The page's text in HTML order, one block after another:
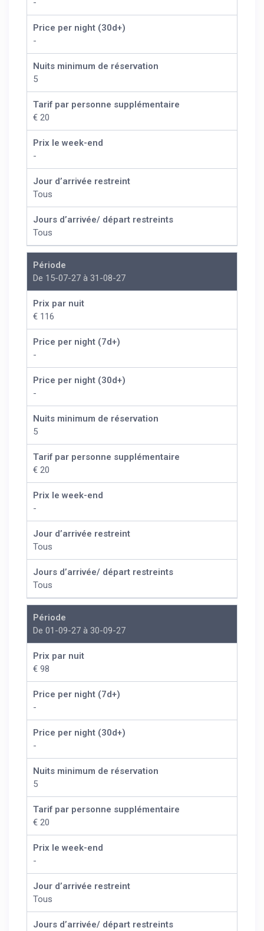
-
Price per night (30d+)
-
Nuits minimum de réservation
5
Tarif par personne supplémentaire
€ 20
Prix le week-end
-
Jour d’arrivée restreint
Tous
Jours d’arrivée/ départ restreints
Tous
Période
De 15-07-27 à 31-08-27
Prix par nuit
€ 116
Price per night (7d+)
-
Price per night (30d+)
-
Nuits minimum de réservation
5
Tarif par personne supplémentaire
€ 20
Prix le week-end
-
Jour d’arrivée restreint
Tous
Jours d’arrivée/ départ restreints
Tous
Période
De 01-09-27 à 30-09-27
Prix par nuit
€ 98
Price per night (7d+)
-
Price per night (30d+)
-
Nuits minimum de réservation
5
Tarif par personne supplémentaire
€ 20
Prix le week-end
-
Jour d’arrivée restreint
Tous
Jours d’arrivée/ départ restreints